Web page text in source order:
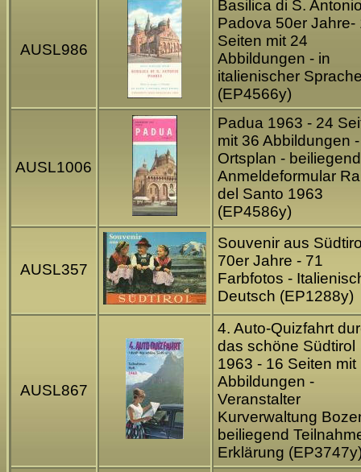
AUSL986
Basilica di S.
Padova 50er Jahre-
Seiten mit 24
Abbildungen - in
italienischer
(EP4566y)
AUSL1006
Padua 1963 - 24
mit 36 Abbildungen -
Ortsplan - beiliegend
Anmeldeformular
del Santo 1963
(EP4586y)
AUSL357
Souvenir aus
70er Jahre - 71
Farbfotos -
Deutsch (EP1288y)
AUSL867
4. Auto-Quizfahrt
das schöne Südtirol
1963 - 16 Seiten mit
Abbildungen -
Veranstalter
Kurverwaltung
beiliegend
Erklärung